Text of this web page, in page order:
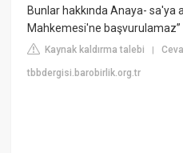
Bunlar hakkında Anaya- sa'ya
Mahkemesi'ne başvurulamaz”
Kaynak kaldırma talebi |
tbbdergisi.barobirlik.org.tr